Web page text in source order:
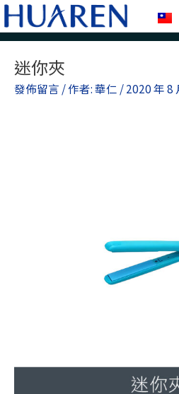
跳
至
主
迷你夾
發佈留言 / 作者:華仁 /2020 年 8
navigation